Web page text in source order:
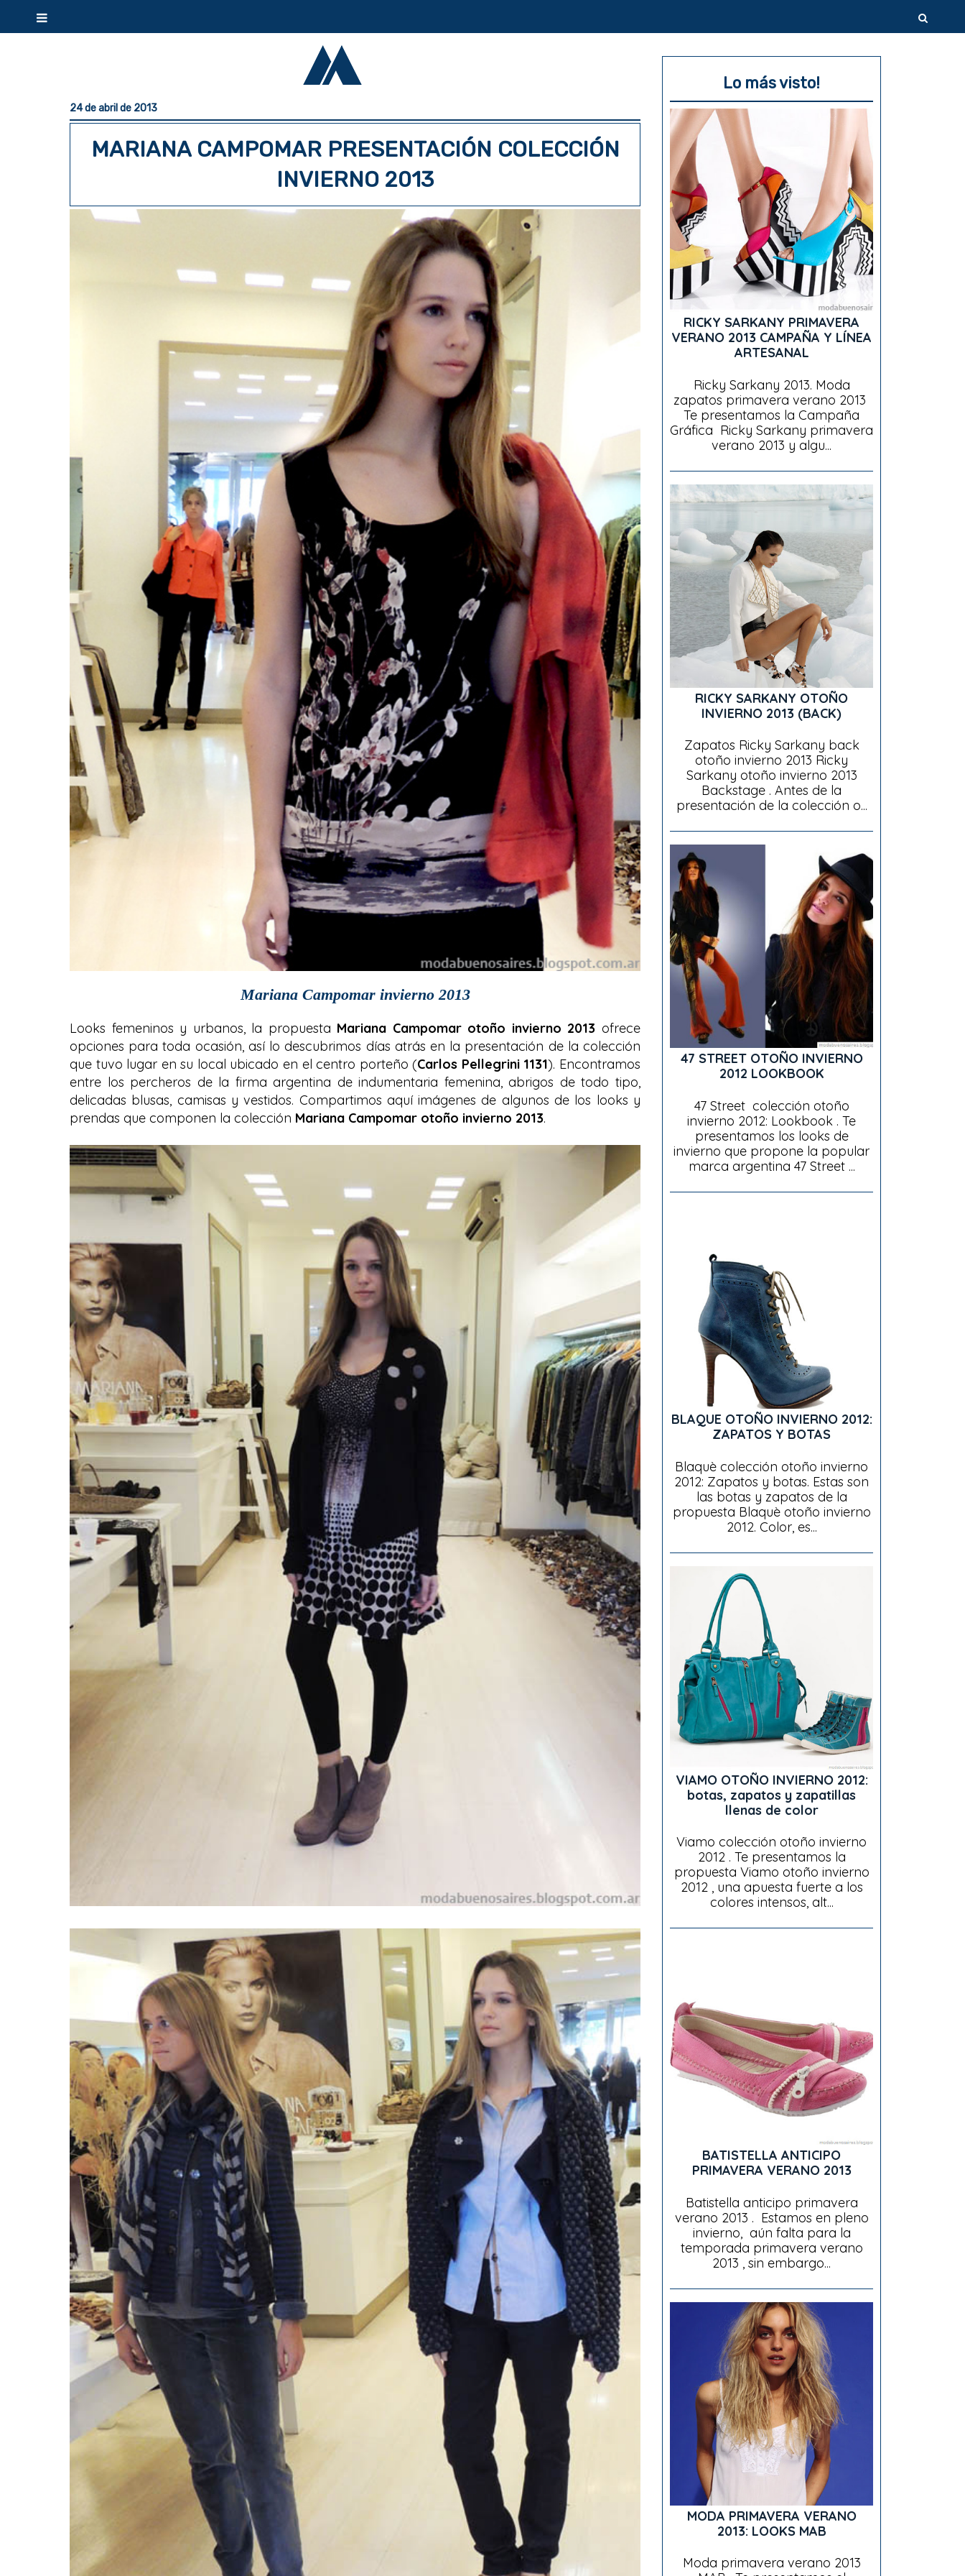
24 de abril de 2013
MARIANA CAMPOMAR PRESENTACIÓN COLECCIÓN
INVIERNO 2013
Mariana Campomar invierno 2013
Looks femeninos y urbanos, la propuesta Mariana Campomar otoño invierno 2013 ofrece
opciones para toda ocasión, así lo descubrimos días atrás en la presentación de la colección
que tuvo lugar en su local ubicado en el centro porteño (Carlos Pellegrini 1131). Encontramos
entre los percheros de la firma argentina de indumentaria femenina, abrigos de todo tipo,
delicadas blusas, camisas y vestidos. Compartimos aquí imágenes de algunos de los looks y
prendas que componen la colección Mariana Campomar otoño invierno 2013.
Lo más visto!
RICKY SARKANY PRIMAVERA
VERANO 2013 CAMPAÑA Y LÍNEA
ARTESANAL
Ricky Sarkany 2013. Moda
zapatos primavera verano 2013
Te presentamos la Campaña
Gráfica Ricky Sarkany primavera
verano 2013 y algu...
RICKY SARKANY OTOÑO
INVIERNO 2013 (BACK)
Zapatos Ricky Sarkany back
otoño invierno 2013 Ricky
Sarkany otoño invierno 2013
Backstage . Antes de la
presentación de la colección o...
47 STREET OTOÑO INVIERNO
2012 LOOKBOOK
47 Street colección otoño
invierno 2012: Lookbook . Te
presentamos los looks de
invierno que propone la popular
marca argentina 47 Street ...
BLAQUE OTOÑO INVIERNO 2012:
ZAPATOS Y BOTAS
Blaquè colección otoño invierno
2012: Zapatos y botas. Estas son
las botas y zapatos de la
propuesta Blaquè otoño invierno
2012. Color, es...
VIAMO OTOÑO INVIERNO 2012:
botas, zapatos y zapatillas
llenas de color
Viamo colección otoño invierno
2012 . Te presentamos la
propuesta Viamo otoño invierno
2012 , una apuesta fuerte a los
colores intensos, alt...
BATISTELLA ANTICIPO
PRIMAVERA VERANO 2013
Batistella anticipo primavera
verano 2013 . Estamos en pleno
invierno, aún falta para la
temporada primavera verano
2013 , sin embargo...
MODA PRIMAVERA VERANO
2013: LOOKS MAB
Moda primavera verano 2013